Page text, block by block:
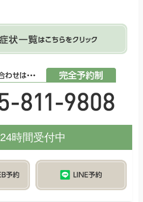
24時間受付中